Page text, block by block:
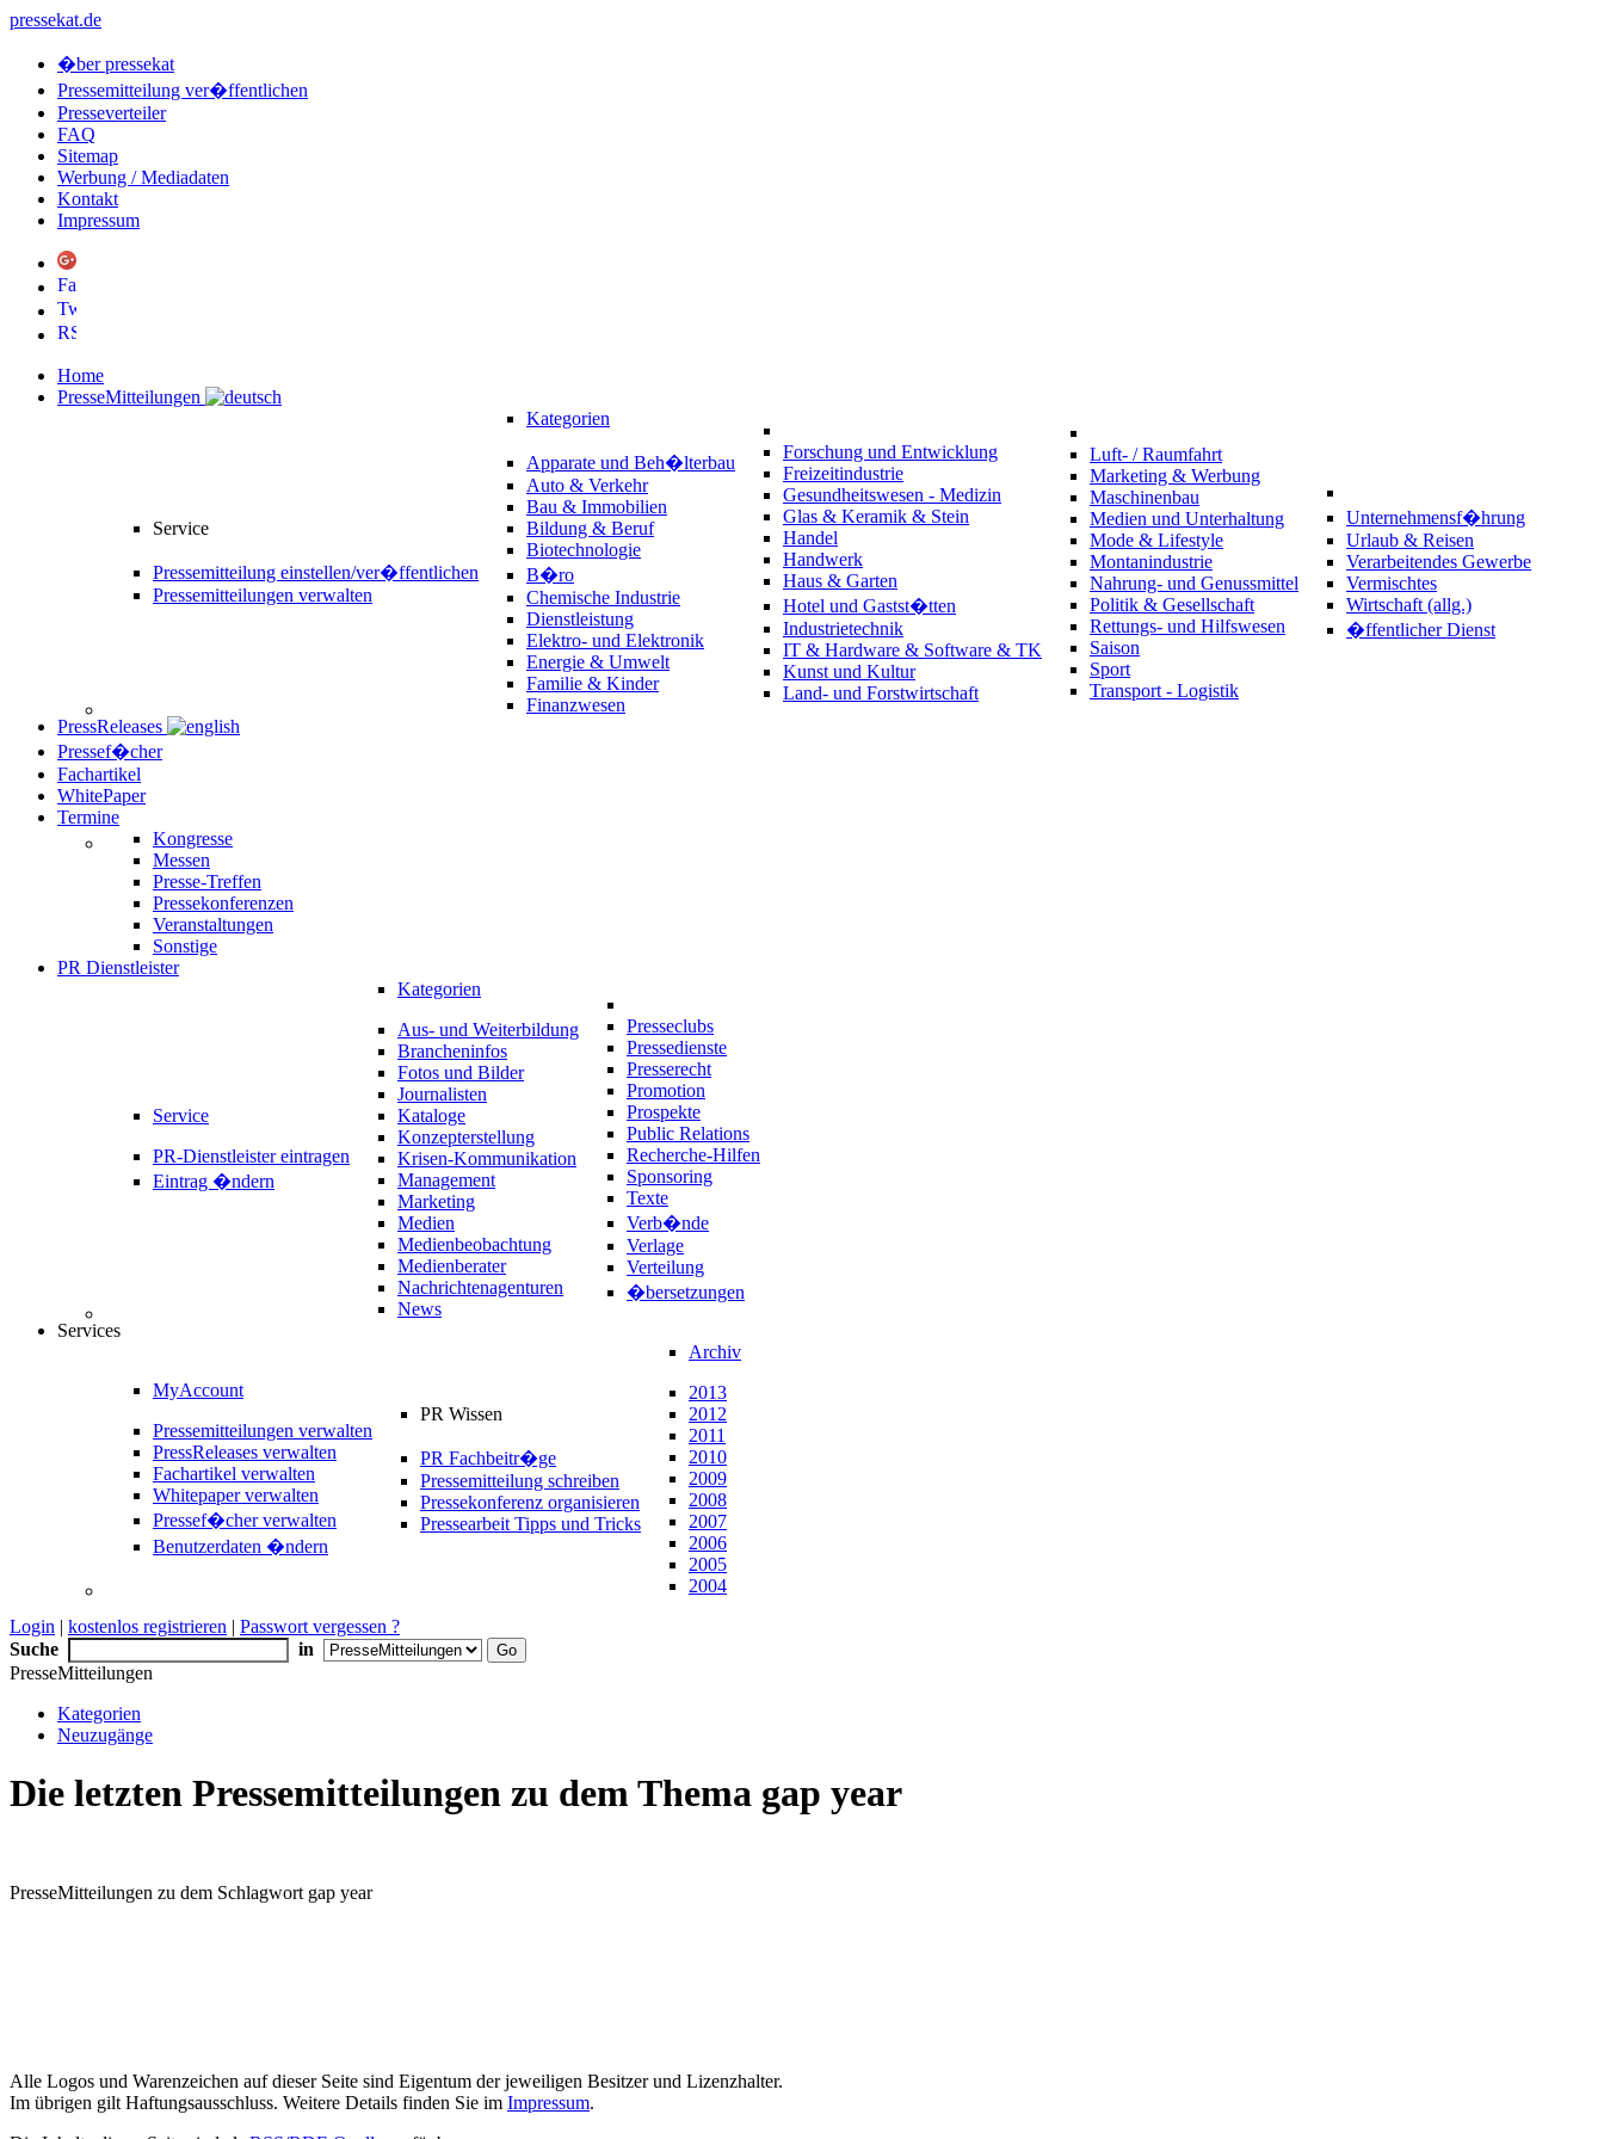
pressekat.de
�ber pressekat
Pressemitteilung ver�ffentlichen
Presseverteiler
FAQ
Sitemap
Werbung / Mediadaten
Kontakt
Impressum
Home
PresseMitteilungen
Service
Pressemitteilung einstellen/ver�ffentlichen
Pressemitteilungen verwalten
Kategorien
Apparate und Beh�lterbau
Auto & Verkehr
Bau & Immobilien
Bildung & Beruf
Biotechnologie
B�ro
Chemische Industrie
Dienstleistung
Elektro- und Elektronik
Energie & Umwelt
Familie & Kinder
Finanzwesen
Forschung und Entwicklung
Freizeitindustrie
Gesundheitswesen - Medizin
Glas & Keramik & Stein
Handel
Handwerk
Haus & Garten
Hotel und Gastst�tten
Industrietechnik
IT & Hardware & Software & TK
Kunst und Kultur
Land- und Forstwirtschaft
Luft- / Raumfahrt
Marketing & Werbung
Maschinenbau
Medien und Unterhaltung
Mode & Lifestyle
Montanindustrie
Nahrung- und Genussmittel
Politik & Gesellschaft
Rettungs- und Hilfswesen
Saison
Sport
Transport - Logistik
Unternehmensf�hrung
Urlaub & Reisen
Verarbeitendes Gewerbe
Vermischtes
Wirtschaft (allg.)
�ffentlicher Dienst
PressReleases
Pressef�cher
Fachartikel
WhitePaper
Termine
Kongresse
Messen
Presse-Treffen
Pressekonferenzen
Veranstaltungen
Sonstige
PR Dienstleister
Service
PR-Dienstleister eintragen
Eintrag �ndern
Kategorien
Aus- und Weiterbildung
Brancheninfos
Fotos und Bilder
Journalisten
Kataloge
Konzepterstellung
Krisen-Kommunikation
Management
Marketing
Medien
Medienbeobachtung
Medienberater
Nachrichtenagenturen
News
Presseclubs
Pressedienste
Presserecht
Promotion
Prospekte
Public Relations
Recherche-Hilfen
Sponsoring
Texte
Verb�nde
Verlage
Verteilung
�bersetzungen
Services
MyAccount
Pressemitteilungen verwalten
PressReleases verwalten
Fachartikel verwalten
Whitepaper verwalten
Pressef�cher verwalten
Benutzerdaten �ndern
PR Wissen
PR Fachbeitr�ge
Pressemitteilung schreiben
Pressekonferenz organisieren
Pressearbeit Tipps und Tricks
Archiv
2013
2012
2011
2010
2009
2008
2007
2006
2005
2004
Login | kostenlos registrieren | Passwort vergessen ?
Suche
in
PresseMitteilungen
Kategorien
Neuzugänge
Die letzten Pressemitteilungen zu dem Thema gap year
PresseMitteilungen zu dem Schlagwort gap year
Alle Logos und Warenzeichen auf dieser Seite sind Eigentum der jeweiligen Besitzer und Lizenzhalter.
Im übrigen gilt Haftungsausschluss. Weitere Details finden Sie im Impressum.